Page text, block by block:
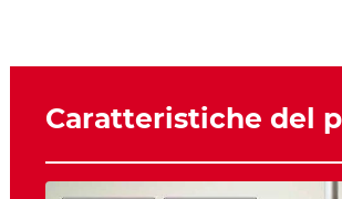
Caratteristiche del